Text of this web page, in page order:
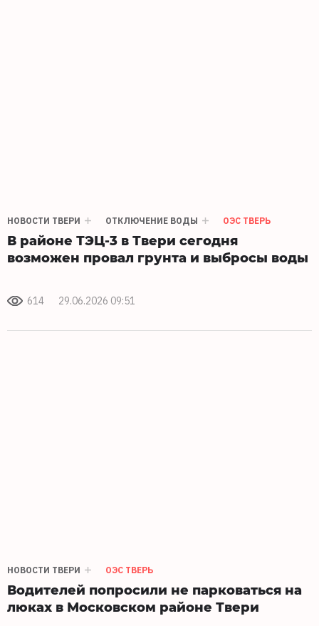
НОВОСТИ ТВЕРИ ОТКЛЮЧЕНИЕ ВОДЫ ОЭС ТВЕРЬ
В районе ТЭЦ-3 в Твери сегодня
возможен провал грунта и выбросы воды
614 29.06.2026 09:51
НОВОСТИ ТВЕРИ ОЭС ТВЕРЬ
Водителей попросили не парковаться на
люках в Московском районе Твери